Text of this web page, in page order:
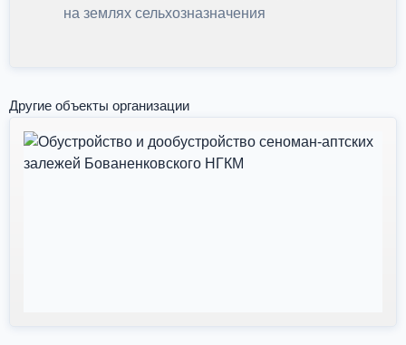
на землях сельхозназначения
Другие объекты организации